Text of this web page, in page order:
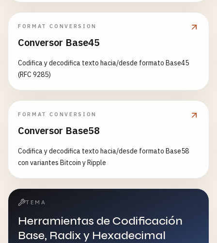
FORMAT CONVERSION
Conversor Base45
Codifica y decodifica texto hacia/desde formato Base45
(RFC 9285)
FORMAT CONVERSION
Conversor Base58
Codifica y decodifica texto hacia/desde formato Base58
con variantes Bitcoin y Ripple
TEMA
Herramientas de Codificación
Base, Radix y Hexadecimal